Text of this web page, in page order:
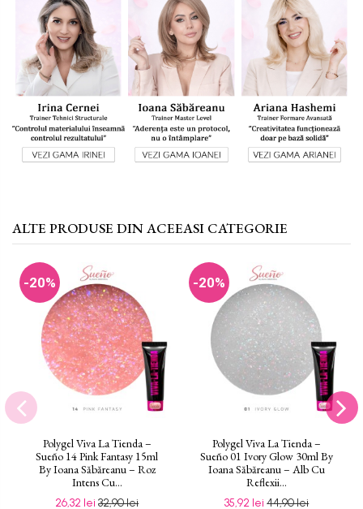
ALTE PRODUSE DIN ACEEASI CATEGORIE
-20%
Polygel Viva La Tienda –
Sueño 14 Pink Fantasy 15ml
By Ioana Săbăreanu – Roz
Intens Cu...
26,32 lei32,90 lei
-20%
Polygel Viva La Tienda –
Sueño 01 Ivory Glow 30ml By
Ioana Săbăreanu – Alb Cu
Reflexii...
35,92 lei44,90 lei